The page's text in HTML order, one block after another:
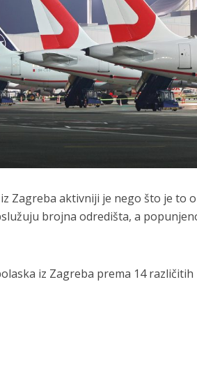
Zagreba aktivniji je nego što je to
brojna odredišta, a
iz Zagreba prema 14 različitih